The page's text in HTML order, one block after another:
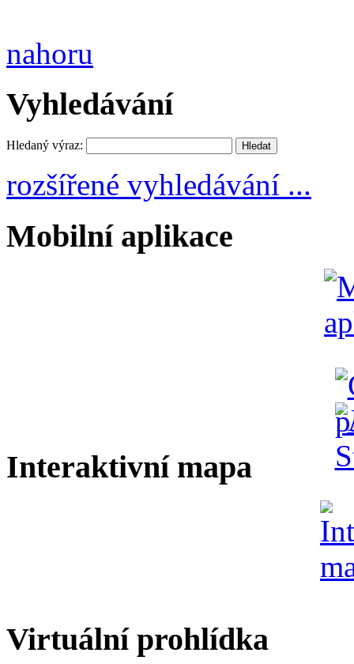
nahoru
Vyhledávání
Hledaný výraz:
rozšířené vyhledávání ...
Mobilní aplikace
Interaktivní mapa
Virtuální prohlídka